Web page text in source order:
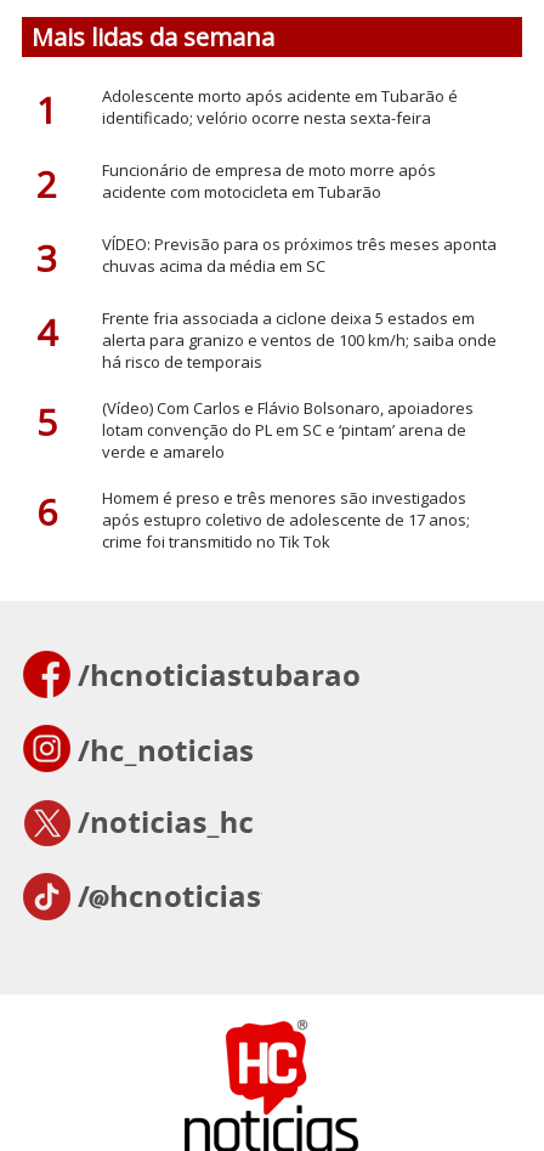
Mais lidas da semana
1
Adolescente morto após acidente em Tubarão é
identificado; velório ocorre nesta sexta-feira
2
Funcionário de empresa de moto morre após
acidente com motocicleta em Tubarão
3
VÍDEO: Previsão para os próximos três meses aponta
chuvas acima da média em SC
4
Frente fria associada a ciclone deixa 5 estados em
alerta para granizo e ventos de 100 km/h; saiba onde
há risco de temporais
5
(Vídeo) Com Carlos e Flávio Bolsonaro, apoiadores
lotam convenção do PL em SC e ‘pintam’ arena de
verde e amarelo
6
Homem é preso e três menores são investigados
após estupro coletivo de adolescente de 17 anos;
crime foi transmitido no Tik Tok